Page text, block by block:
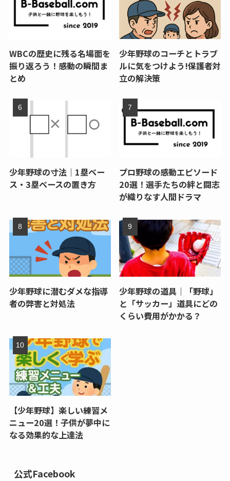
WBCの歴史に残る名場面を
振り返ろう！感動の瞬間ま
とめ
少年野球のコーチとトラブ
ルに気をつけよう!保護者対
立の解決策
少年野球の寸法｜1塁ベー
ス・3塁ベースの置き方
プロ野球の感動エピソード
20選！選手たちの絆と闘志
が織りなす人間ドラマ
少年野球に潜むダメな指導
者の弊害と対処法
少年野球の道具｜「野球」
と「サッカー」道具にどの
くらい費用がかかる？
【少年野球】楽しい練習メ
ニュー20選！子供が夢中に
なる効果的な上達法
公式Facebook